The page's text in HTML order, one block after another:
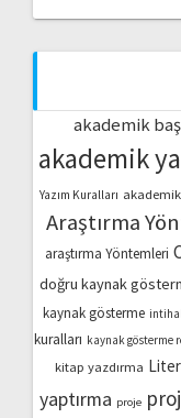
akademik
akademik
Yazım Kuralları
Araştırma
araştırma Yöntemleri
doğru kaynak
kaynak gösterme
kuralları kaynak gösterme
kitap yazdırma
yaptırma proje